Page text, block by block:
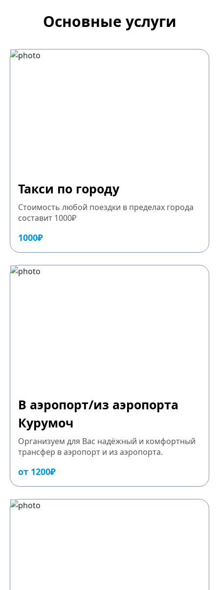
Основные услуги
Такси по городу
Стоимость любой поездки в пределах города
составит 1000₽
1000₽
В аэропорт/из аэропорта
Курумоч
Организуем для Вас надёжный и комфортный
трансфер в аэропорт и из аэропорта.
от 1200₽